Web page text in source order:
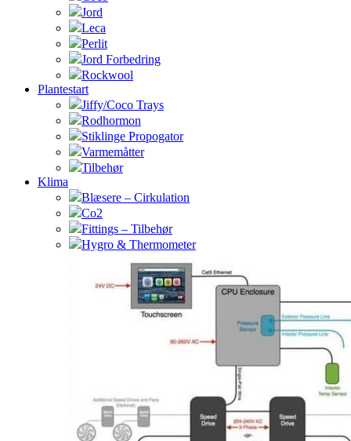
Jord
Leca
Perlit
Jord Forbedring
Rockwool
Plantestart
Jiffy/Coco Trays
Rodhormon
Stiklinge Propogator
Varmemåtter
Tilbehør
Klima
Blæsere – Cirkulation
Co2
Fittings – Tilbehør
Hygro & Thermometer